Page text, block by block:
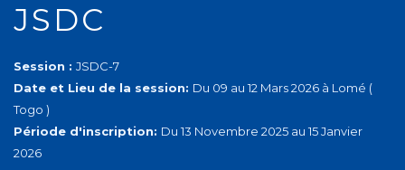
JSDC
Session : JSDC-7
Date et Lieu de la session: Du 09 au 12 Mars 2026 à Lomé (
Togo )
Période d'inscription: Du 13 Novembre 2025 au 15 Janvier
2026